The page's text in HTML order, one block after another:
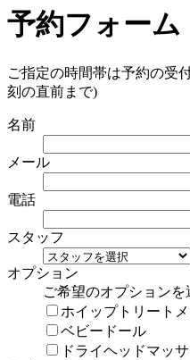
予約フォーム
ご指定の時間帯は予約の受
刻の直前まで)
名前
メール
電話
スタッフ
オプション
ご希望のオプションを
ホイップトリートメ
ベビードール
ドライヘッドマッ